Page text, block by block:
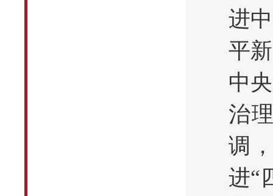
进
平
中
治
调
进“